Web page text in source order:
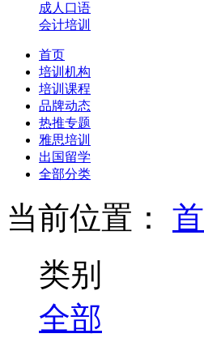
成人口语
会计培训
首页
培训机构
培训课程
品牌动态
热推专题
雅思培训
出国留学
全部分类
当前位置：
类别
全部